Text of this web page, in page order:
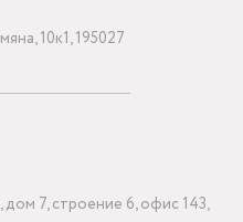
10к1, 195027
7, строение 6, офис 143,